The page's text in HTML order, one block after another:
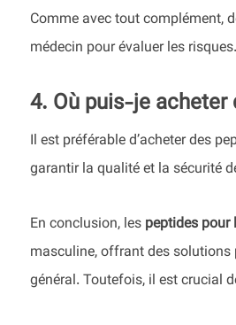
Comme avec tout complément,
médecin pour évaluer les risques.
4. Où puis-je acheter
Il est préférable d’acheter des
garantir la qualité et la sécurité
En conclusion, les peptides pour
masculine, offrant des solutions
général. Toutefois, il est crucial